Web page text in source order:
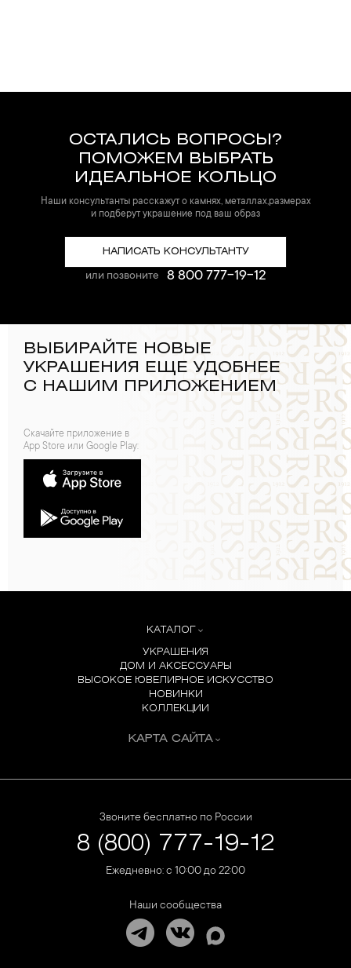
ОСТАЛИСЬ ВОПРОСЫ?
ПОМОЖЕМ ВЫБРАТЬ
ИДЕАЛЬНОЕ КОЛЬЦО
Наши консультанты расскажут о камнях, металлах,размерах
и подберут украшение под ваш образ
НАПИСАТЬ КОНСУЛЬТАНТУ
или позвоните 8 800 777-19-12
ВЫБИРАЙТЕ НОВЫЕ
УКРАШЕНИЯ ЕЩЕ УДОБНЕЕ
С НАШИМ ПРИЛОЖЕНИЕМ
Скачайте приложение в
App Store или Google Play:
КАТАЛОГ
УКРАШЕНИЯ
ДОМ И АКСЕССУАРЫ
ВЫСОКОЕ ЮВЕЛИРНОЕ ИСКУССТВО
НОВИНКИ
КОЛЛЕКЦИИ
КАРТА САЙТА
Звоните бесплатно по России
8 (800) 777-19-12
Ежедневно: с 10:00 до 22:00
Наши сообщества